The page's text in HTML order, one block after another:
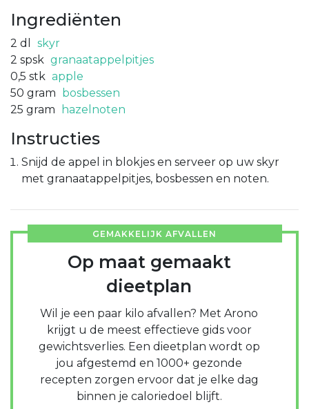
Ingrediënten
2 dl
skyr
2 spsk granaatappelpitjes
0,5 stk apple
50 gram bosbessen
25 gram hazelnoten
Instructies
Snijd de appel in blokjes en serveer op uw skyr
met granaatappelpitjes, bosbessen en noten.
GEMAKKELIJK AFVALLEN
Op maat gemaakt
dieetplan
Wil je een paar kilo afvallen? Met Arono
krijgt u de meest effectieve gids voor
gewichtsverlies. Een dieetplan wordt op
jou afgestemd en 1000+ gezonde
recepten zorgen ervoor dat je elke dag
binnen je caloriedoel blijft.